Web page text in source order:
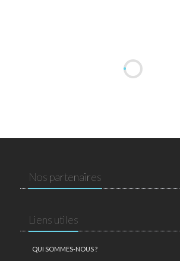
Nos partenaires
Liens utiles
QUI SOMMES-NOUS ?